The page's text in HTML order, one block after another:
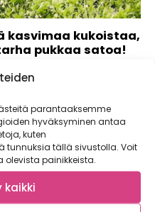
parantaaksemme
hyväksyminen antaa
kuten
tunnuksia tällä sivustolla. Voit
painikkeista.
kaikki
kasvimaa kukoistaa,
pukkaa satoa!
ja puutarhassa riittää